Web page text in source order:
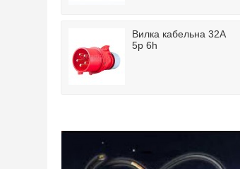
Вилка кабельна 32A
5p 6h